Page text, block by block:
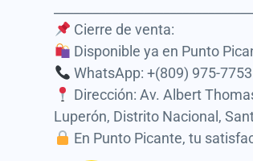
Cierre de venta:
Disponible ya en Punto
WhatsApp: +(809) 975-
Dirección: Av. Albert
Luperón, Distrito Nacional,
En Punto Picante, tu